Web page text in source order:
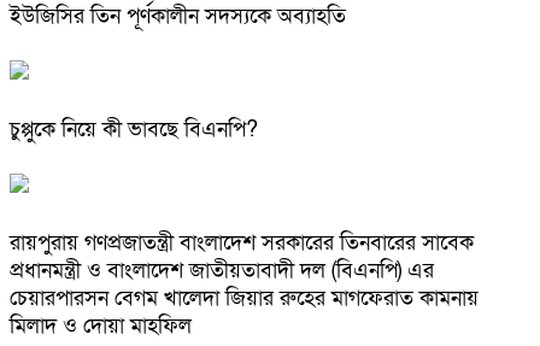
ইউজিসির তিন পূর্ণকালীন সদস্যকে অব্যাহতি
চুপ্পুকে নিয়ে কী ভাবছে বিএনপি?
রায়পুরায় গণপ্রজাতন্ত্রী বাংলাদেশ সরকারের তিনবারের সাবেক
প্রধানমন্ত্রী ও বাংলাদেশ জাতীয়তাবাদী দল (বিএনপি) এর
চেয়ারপারসন বেগম খালেদা জিয়ার রুহের মাগফেরাত কামনায়
মিলাদ ও দোয়া মাহফিল